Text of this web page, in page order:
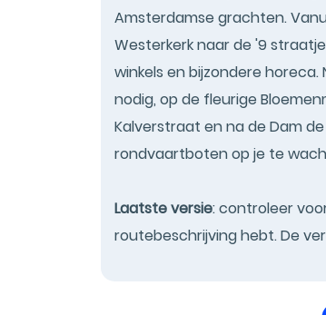
Amsterdamse grachten.
Westerkerk naar de '9
winkels en bijzondere
nodig, op de fleurige
Kalverstraat en na de Dam
rondvaartboten op je te
Laatste versie: controleer
routebeschrijving hebt. De